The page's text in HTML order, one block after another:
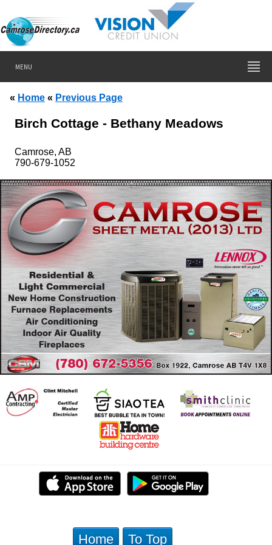
MENU
« Home « Previous Page
Birch Cottage - Bethany Meadows
Camrose, AB
790-679-1052
Home To Top